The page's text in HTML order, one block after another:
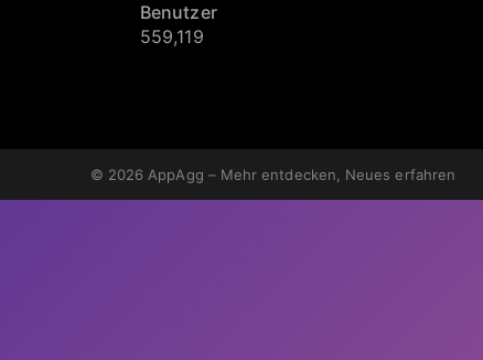
Benutzer
559,119
© 2026 AppAgg – Mehr entdecken, Neues erfahren